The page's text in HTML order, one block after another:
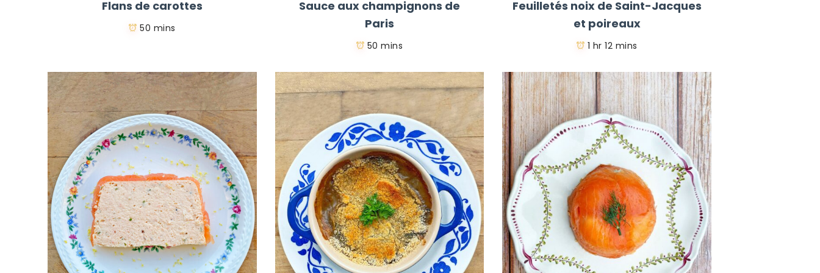
Flans de carottes
50 mins
Sauce aux champignons de
Paris
50 mins
Feuilletés noix de Saint-Jacques
et poireaux
1 hr 12 mins